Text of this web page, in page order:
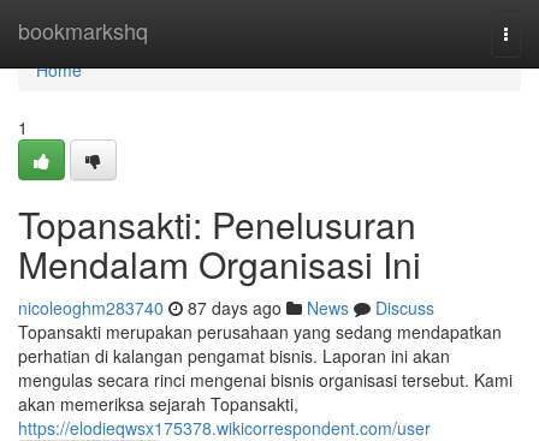
bookmarkshq
Home
Home
1
Topansakti: Penelusuran
Mendalam Organisasi Ini
nicoleoghm283740 87 days ago News
Discuss
Topansakti merupakan perusahaan yang sedang mendapatkan
perhatian di kalangan pengamat bisnis. Laporan ini akan
mengulas secara rinci mengenai bisnis organisasi tersebut. Kami
akan memeriksa sejarah Topansakti,
https://elodieqwsx175378.wikicorrespondent.com/user